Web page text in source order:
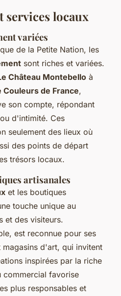
services locaux
variées
de la Petite Nation, les
sont riches et variées.
Château Montebello à
Couleurs de France,
son compte, répondant
d'intimité. Ces
seulement des lieux où
des points de départ
trésors locaux.
artisanales
et les boutiques
touche unique au
et des visiteurs.
est reconnue pour ses
magasins d'art, qui invitent
inspirées par la riche
commercial favorise
plus responsables et